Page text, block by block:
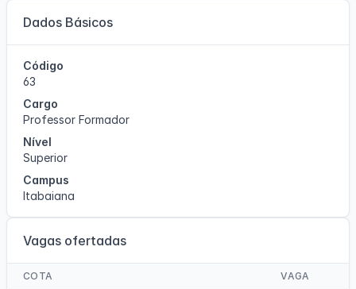
Dados Básicos
Código
63
Cargo
Professor Formador
Nível
Superior
Campus
Itabaiana
Vagas ofertadas
COTA VAGA